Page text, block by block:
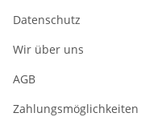
Datenschutz
Wir über uns
AGB
Zahlungsmöglichkeiten